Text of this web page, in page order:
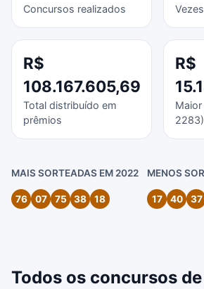
Concursos realizados
R$
108.167.605,69
Total distribuído em
prêmios
R$
2283)
MAIS SORTEADAS EM 2022
76 07 75 38 18
MENOS
17 40 37
Todos os concursos